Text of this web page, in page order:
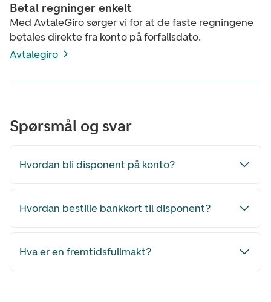
Betal regninger enkelt
Med AvtaleGiro sørger vi for at de faste regningene
betales direkte fra konto på forfallsdato.
Avtalegiro
Spørsmål og svar
Hvordan bli disponent på konto?
Hvordan bestille bankkort til disponent?
Hva er en fremtidsfullmakt?